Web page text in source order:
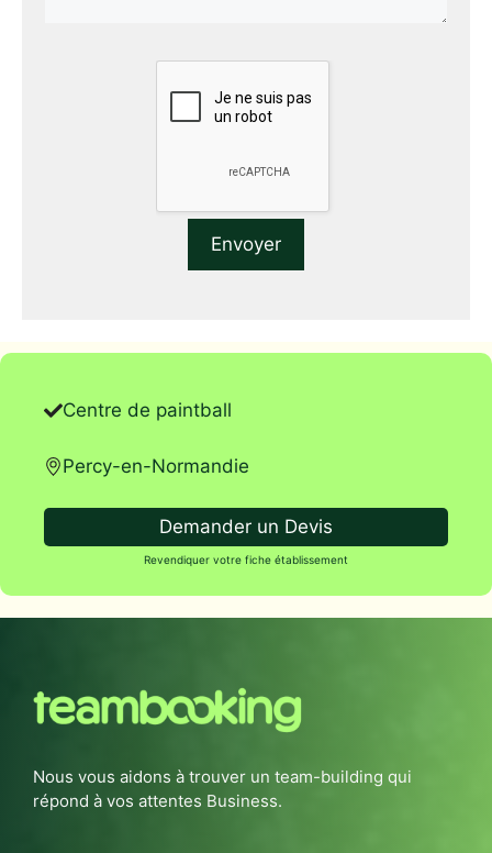
Centre de paintball
Percy-en-Normandie
Demander un Devis
Revendiquer votre fiche établissement
Nous vous aidons à trouver un team-building qui
répond à vos attentes Business.